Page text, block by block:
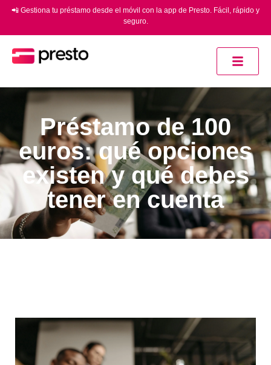
📲 Gestiona tu préstamo desde el móvil con la app de Presto. Fácil, rápido y
seguro.
Préstamo de 100
euros: qué opciones
existen y qué debes
tener en cuenta